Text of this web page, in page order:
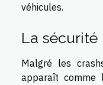
véhicules.
La sécurité
Malgré les
apparaît